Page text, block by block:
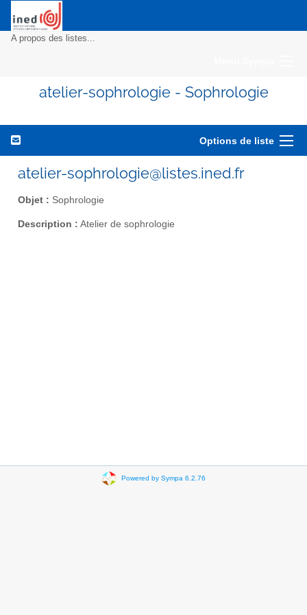
A propos des listes...
atelier-sophrologie - Sophrologie
Options de liste
atelier-sophrologie@listes.ined.fr
Objet : Sophrologie
Description : Atelier de sophrologie
Powered by Sympa 6.2.76